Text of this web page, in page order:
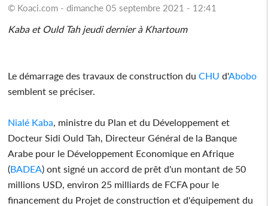
© Koaci.com - dimanche 05 septembre 2021 - 12:41
Kaba et Ould Tah jeudi dernier à Khartoum
Le démarrage des travaux de construction duCHU d'Abobo
semblent se préciser.
Nialé Kaba, ministre du Plan et du Développement et
Docteur Sidi Ould Tah, Directeur Général de la Banque
Arabe pour le Développement Economique en Afrique
(BADEA) ont signé un accord de prêt d'un montant de 50
millions USD, environ 25 milliards de FCFA pour le
financement du Projet de construction et d'équipement du